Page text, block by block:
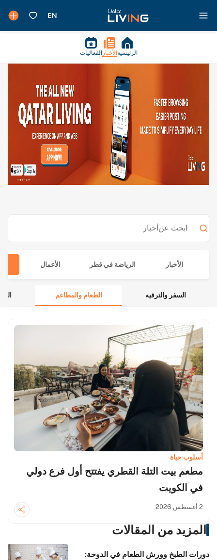
الرئيسية الأخبار الفعاليات
ابحث عنأخبار
الأخبار الرياضة في قطر الأعمال
السفر والترفيه الطعام والمطاعم
أسلوب حياة
مطعم بيت التلة القطري يفتتح أول فرع دولي
في الكويت
2 أغسطس 2026
المزيد من المقالات
دورات الطبخ وورش الطعام في الدوحة: